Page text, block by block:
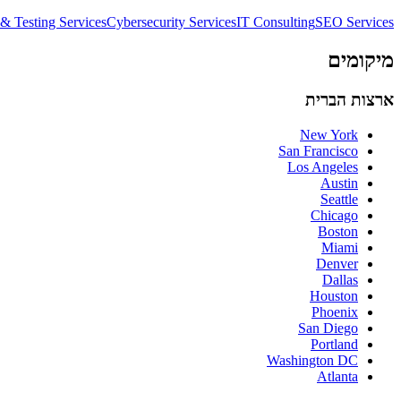
Testing ServicesCybersecurity ServicesIT ConsultingSEO Services
מיקומים
ארצות הברית
New York
San Francisco
Los Angeles
Austin
Seattle
Chicago
Boston
Miami
Denver
Dallas
Houston
Phoenix
San Diego
Portland
Washington DC
Atlanta